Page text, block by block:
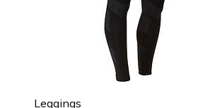
Leggings